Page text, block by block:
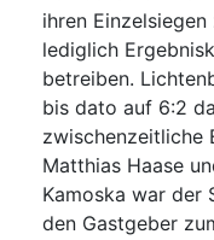
ihren Einzelsiegen
lediglich
betreiben.
bis dato auf 6:2
zwischenzeitliche
Matthias Haase
Kamoska war der
den Gastgeber